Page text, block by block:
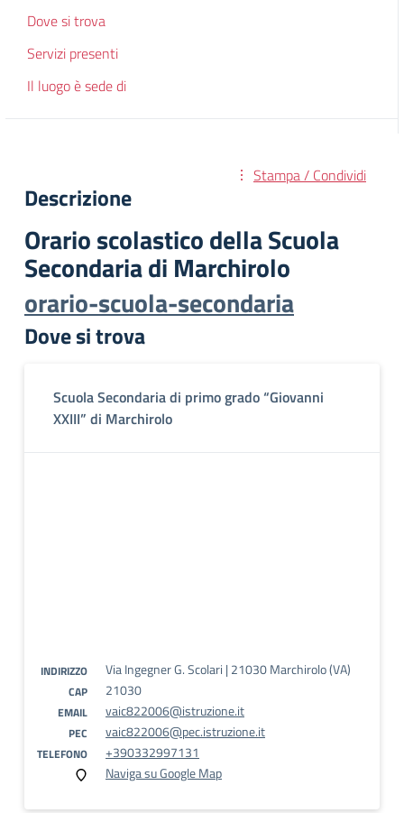
Dove si trova
Servizi presenti
Il luogo è sede di
Stampa / Condividi
Descrizione
Orario scolastico della Scuola
Secondaria di Marchirolo
orario-scuola-secondaria
Dove si trova
Scuola Secondaria di primo grado “Giovanni
XXIII” di Marchirolo
INDIRIZZO Via Ingegner G. Scolari | 21030 Marchirolo (VA)
CAP 21030
EMAIL vaic822006@istruzione.it
PEC vaic822006@pec.istruzione.it
TELEFONO
+390332997131
Naviga su Google Map